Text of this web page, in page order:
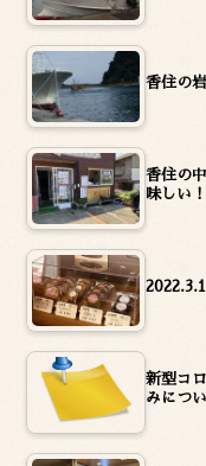
香住の
香住の
味しい！
新型コ
みにつ